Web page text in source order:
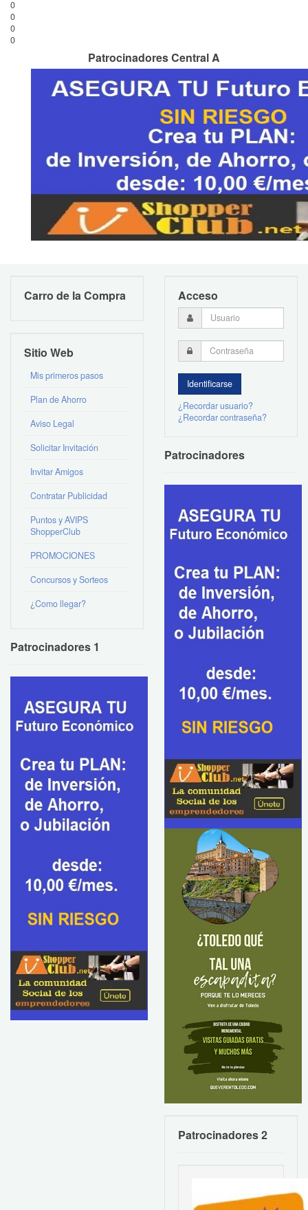
0
0
0
0
Patrocinadores Central A
Carro de la Compra
Sitio Web
Mis primeros pasos
Plan de Ahorro
Aviso Legal
Solicitar Invitación
Invitar Amigos
Contratar Publicidad
Puntos y AVIPS
ShopperClub
PROMOCIONES
Concursos y Sorteos
¿Como llegar?
Patrocinadores 1
Acceso
¿Recordar usuario?
¿Recordar contraseña?
Patrocinadores
Patrocinadores 2